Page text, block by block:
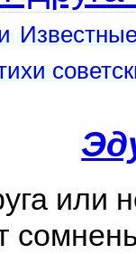
или